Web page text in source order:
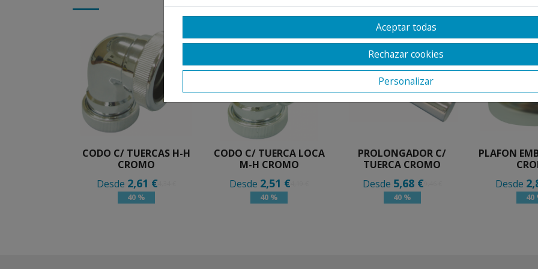
CODO C/ TUERCAS H-H
CROMO
Desde 2,61 €
40 %
CODO C/ TUERCA LOCA
M-H CROMO
Desde 2,51 €
40 %
PROLONGADOR C/
TUERCA CROMO
Desde 5,68 €
40 %
PLAFON
Desde
40
Aceptar todas
Rechazar cookies
Personalizar